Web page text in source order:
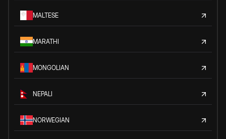
MALTESE
MARATHI
MONGOLIAN
NEPALI
NORWEGIAN